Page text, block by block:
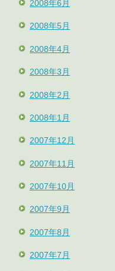
2008年6月
2008年5月
2008年4月
2008年3月
2008年2月
2008年1月
2007年12月
2007年11月
2007年10月
2007年9月
2007年8月
2007年7月